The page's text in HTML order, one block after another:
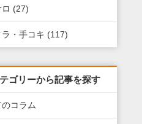
ロ (27)
ラ・手コキ (117)
ゴリーから記事を探す
コラム